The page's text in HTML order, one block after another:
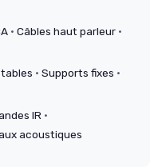
· Câbles haut parleur ·
· Supports fixes ·
IR ·
acoustiques